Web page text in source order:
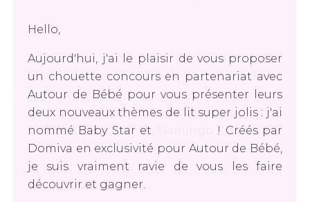
Hello,
Aujourd'hui, j'ai le plaisir de vous proposer
un chouette concours en partenariat avec
Autour de Bébé pour vous présenter leurs
deux nouveaux thèmes de lit super jolis : j'ai
nommé Baby Star et
! Créés par
Domiva en exclusivité pour Autour de Bébé,
je suis vraiment ravie de vous les faire
découvrir et gagner.